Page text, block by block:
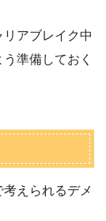
アブレイク中
準備しておく
えられるデメ